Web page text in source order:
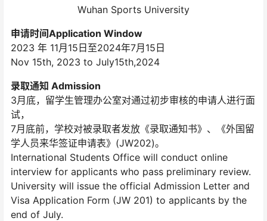
Wuhan Sports University
申请时间Application Window
2023 年 11月15日至2024年7月15日
Nov 15th, 2023 to July15th,2024
录取通知 Admission
3月底，留学生管理办公室对通过初步审核的申请人进行面
试，
7月底前，学校对被录取者发放《录取通知书》、《外国留
学人员来华签证申请表》(JW202)。
International Students Office will conduct online
interview for applicants who pass preliminary review.
University will issue the official Admission Letter and
Visa Application Form (JW 201) to applicants by the
end of July.